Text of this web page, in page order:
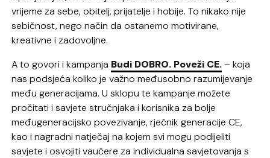
vrijeme za sebe, obitelj, prijatelje i hobije. To nikako nije
sebičnost, nego način da ostanemo motivirane,
kreativne i zadovoljne.
A to govori i kampanja Budi DOBRO. Poveži CE.– koja
nas podsjeća koliko je važno međusobno razumijevanje
među generacijama. U sklopu te kampanje možete
pročitati i savjete stručnjaka i korisnika za bolje
međugeneracijsko povezivanje, rječnik generacije CE,
kao i nagradni natječaj na kojem svi mogu podijeliti
savjete i osvojiti vaučere za individualna savjetovanja s